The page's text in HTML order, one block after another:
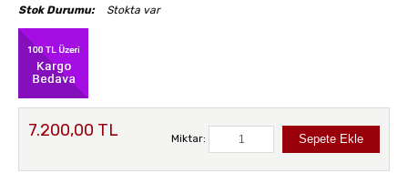
Stok Durumu:
Stokta var
7.200,00 TL Miktar: